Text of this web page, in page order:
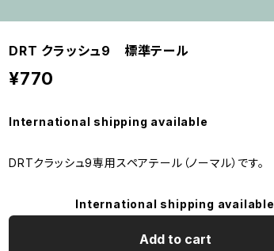
DRT クラッシュ9 標準テール
¥770
International shipping available
DRTクラッシュ9専用スペアテール（ノーマル）です。
International shipping available
Add to cart